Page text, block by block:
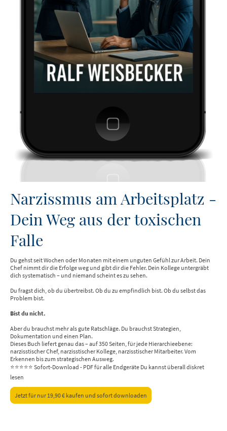
Narzissmus am Arbeitsplatz -
Dein Weg aus der toxischen
Falle
Du gehst seit Wochen oder Monaten mit einem unguten Gefühl zur Arbeit. Dein
Chef nimmt dir die Erfolge weg und gibt dir die Fehler. Dein Kollege untergräbt
dich systematisch – und niemand scheint es zu sehen.
Du fragst dich, ob du übertreibst. Ob du zu empfindlich bist. Ob du selbst das
Problem bist.
Bist du nicht.
Aber du brauchst mehr als gute Ratschläge. Du brauchst Strategien,
Dokumentation und einen Plan.
Dieses Buch liefert genau das – auf 350 Seiten, für jede Hierarchieebene:
narzisstischer Chef, narzisstischer Kollege, narzisstischer Mitarbeiter. Vom
Erkennen bis zum strategischen Ausweg.
⭐⭐⭐⭐⭐ Sofort-Download - PDF für alle Endgeräte Du kannst überall diskret
lesen
Jetzt für nur 19,90 € kaufen und sofort downloaden